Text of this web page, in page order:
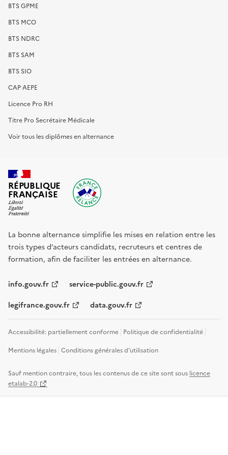
BTS GPME
BTS MCO
BTS NDRC
BTS SAM
BTS SIO
CAP AEPE
Licence Pro RH
Titre Pro Secrétaire Médicale
Voir tous les diplômes en alternance
RÉPUBLIQUE
FRANÇAISE
La bonne alternance simplifie les mises en relation entre les
trois types d’acteurs candidats, recruteurs et centres de
formation, afin de faciliter les entrées en alternance.
info.gouv.fr service-public.gouv.fr
legifrance.gouv.fr data.gouv.fr
Accessibilité: partiellement conforme Politique de confidentialité
Mentions légales Conditions générales d'utilisation
Sauf mention contraire, tous les contenus de ce site sont sous licence
etalab-2.0